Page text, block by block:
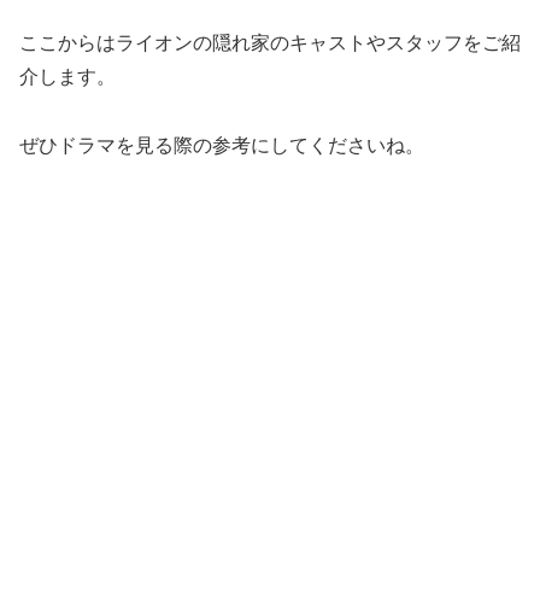
ここからはライオンの隠れ家のキャストやスタッフをご紹
介します。
ぜひドラマを見る際の参考にしてくださいね。